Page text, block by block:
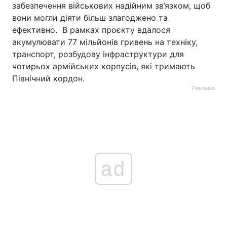
забезпечення військових надійним зв’язком, щоб
вони могли діяти більш злагоджено та
ефективно. В рамках проєкту вдалося
акумулювати 77 мільйонів гривень на техніку,
транспорт, розбудову інфраструктури для
чотирьох армійських корпусів, які тримають
Північний кордон.
Реклама
ad